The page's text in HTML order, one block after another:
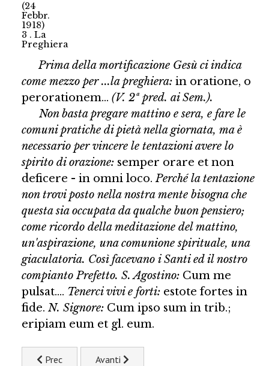
(24
Febbr.
1918)
3 . La
Preghiera
Prima della mortificazione Gesù ci indica
come mezzo per ...la preghiera: in oratione, o
perorationem... (V. 2ª pred. ai Sem.).
Non basta pregare mattino e sera, e fare le
comuni pratiche di pie­tà nella giornata, ma è
necessario per vincere le tentazioni avere lo
spiri­to di orazione: semper orare et non
deficere - in omni loco.Perché la tentazione
non trovi posto nella nostra mente bisogna che
questa sia oc­cupata da qualche buon pensiero;
come ricordo della meditazione del mattino,
un'aspirazione, una comunione spirituale, una
giaculatoria. Così facevano i Santi ed il nostro
compianto Prefetto. S. Agostino: Cum me
pulsat.... Tenerci vivi e forti: estote fortes in
fide. N. Signore: Cum ipso sum in trib.;
eripiam eum et gl. eum.
Articolo precedente: LA CLAUSURA
Prec Articolo successivo: LA CASTITÀ
Avanti